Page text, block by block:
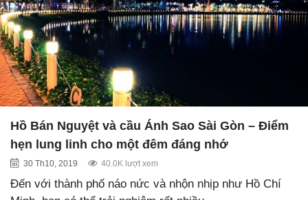
Hồ Bán Nguyệt và cầu Ánh Sao Sài Gòn – Điểm
hẹn lung linh cho một đêm đáng nhớ
30 Th10, 2019 40.0K lượt xem
Đến với thành phố náo nức và nhộn nhịp như Hồ Chí